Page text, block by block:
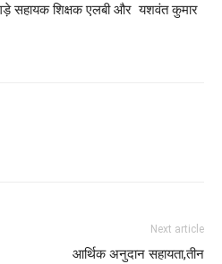
सहायक शिक्षक एलबी और यशवंत कुमार
Next article
आर्थिक अनुदान सहायता,तीन